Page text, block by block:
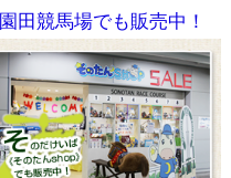
園田競馬場でも販売中！